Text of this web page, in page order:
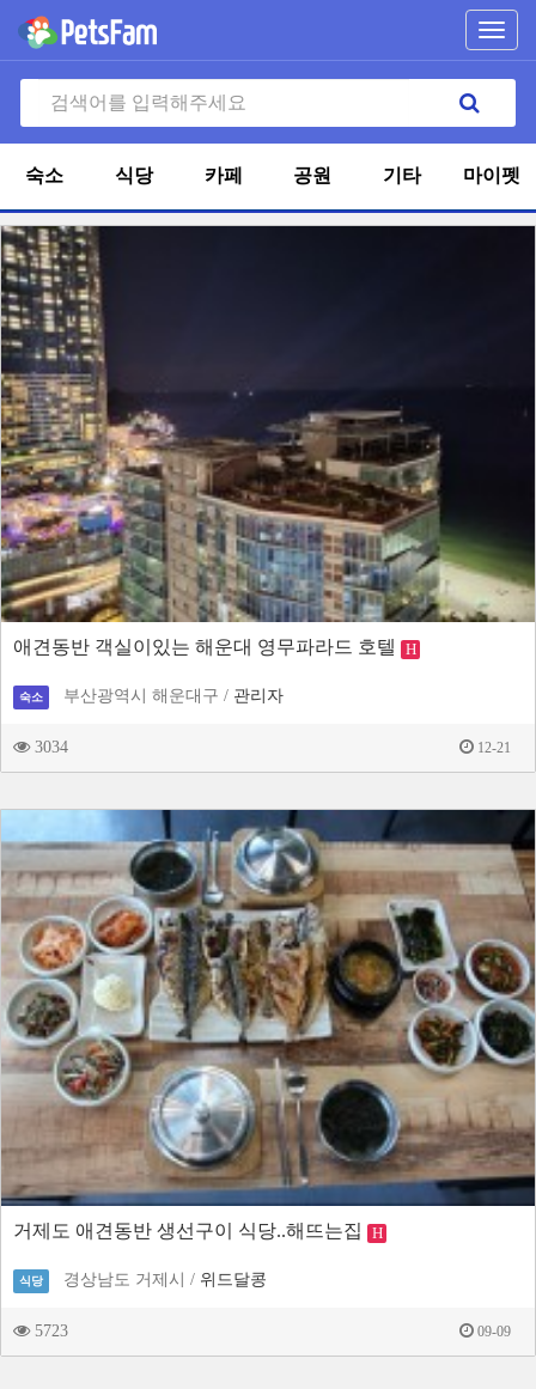
숙소 식당 카페 공원 기타 마이펫
애견동반 객실이있는 해운대 영무파라드 호텔 H
숙소 부산광역시 해운대구 / 관리자
3034 12-21
거제도 애견동반 생선구이 식당..해뜨는집 H
식당 경상남도 거제시 / 위드달콩
5723 09-09